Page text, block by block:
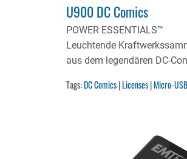
U900 DC Comics
POWER ESSENTIALS™
Leuchtende
aus dem legendären DC-
Tags:DC Comics|Licenses|Micro-USB